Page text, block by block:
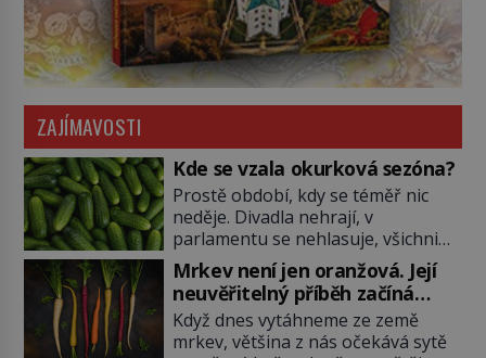
ZAJÍMAVOSTI
Kde se vzala okurková sezóna?
Prostě období, kdy se téměř nic
neděje. Divadla nehrají, v
parlamentu se nehlasuje, všichni
jsou na dovolené a média tak
nemají o čem mluvit a psát. A
vymýšlejí si proto témata, které
nikoho nezajímají. Proč je však ona
letní doba spojovaná zrovna s
Mrkev není jen oranžová. Její
neuvěřitelný příběh začíná
fialovou barvou
Když dnes vytáhneme ze země
mrkev, většina z nás očekává sytě